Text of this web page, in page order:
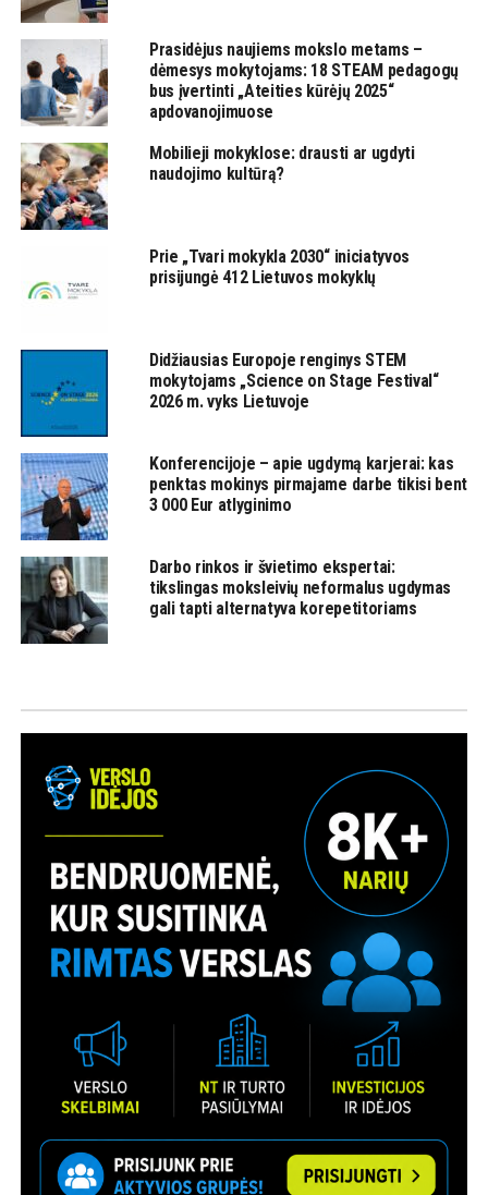
Prasidėjus naujiems mokslo metams –
dėmesys mokytojams: 18 STEAM pedagogų
bus įvertinti „Ateities kūrėjų 2025“
apdovanojimuose
Mobilieji mokyklose: drausti ar ugdyti
naudojimo kultūrą?
Prie „Tvari mokykla 2030“ iniciatyvos
prisijungė 412 Lietuvos mokyklų
Didžiausias Europoje renginys STEM
mokytojams „Science on Stage Festival“
2026 m. vyks Lietuvoje
Konferencijoje – apie ugdymą karjerai: kas
penktas mokinys pirmajame darbe tikisi bent
3 000 Eur atlyginimo
Darbo rinkos ir švietimo ekspertai:
tikslingas moksleivių neformalus ugdymas
gali tapti alternatyva korepetitoriams